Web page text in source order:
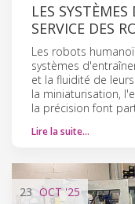
LES
SERVICE DES
Les robots
systèmes
et la fluidité de
la miniaturisation,
la précision font
Lire la suite…
23 OCT'25